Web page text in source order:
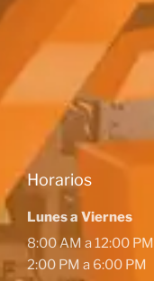
Horarios
Lunes a Viernes
8:00 AM a 12:00 PM
2:00 PM a 6:00 PM